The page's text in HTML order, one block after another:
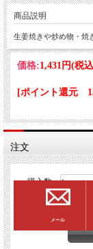
商品説明
生姜焼きや炒め物・焼
価格:1,431円(税
[ポイント還元
注文
購入数：
メール